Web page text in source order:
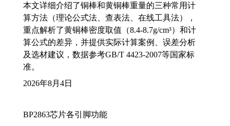
本文详细介绍了铜棒和黄铜棒重量的三种常用计
算方法（理论公式法、查表法、在线工具法），
重点解析了黄铜棒密度取值（8.4-8.7g/cm³）和计
算公式的差异，并提供实际计算案例、误差分析
及选材建议，数据参考GB/T 4423-2007等国家标
准。
2026年8月4日
BP2863芯片各引脚功能